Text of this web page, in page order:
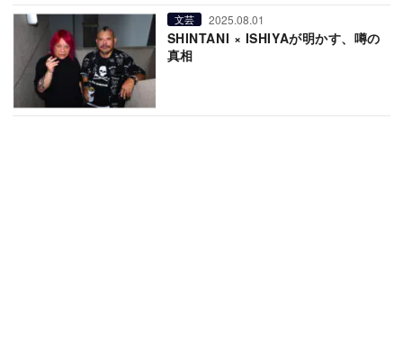
文芸 2025.08.01
SHINTANI × ISHIYAが明かす、噂の
真相